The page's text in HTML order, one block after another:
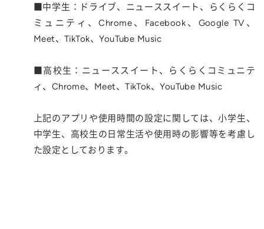
■中学生：ドライブ、ニューススイート、らくらくコ
ミュニティ、Chrome、Facebook、Google TV、
Meet、TikTok、YouTube Music
■高校生：ニューススイート、らくらくコミュニテ
ィ、Chrome、Meet、TikTok、YouTube Music
上記のアプリや使用時間の設定に関しては、小学生、
中学生、高校生の日常生活や使用時の影響等を考慮し
た設定としております。